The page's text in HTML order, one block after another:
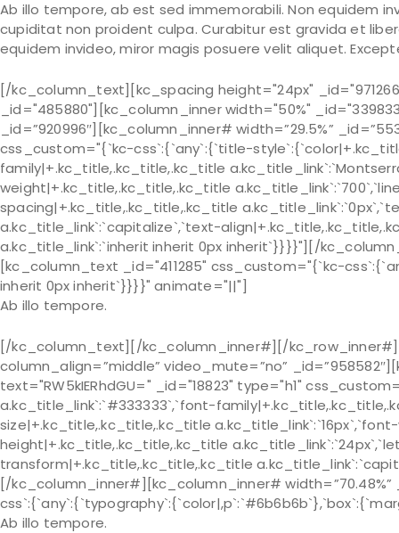
Ab illo tempore, ab est sed immemorabili. Non equidem
cupiditat non proident culpa. Curabitur est gravida et
equidem invideo, miror magis posuere velit aliquet.
[/kc_column_text][kc_spacing height="24px"
_id="485880"][kc_column_inner width="50%"
_id=”920996″][kc_column_inner# width=”29.5%”
css_custom="{`kc-css`:{`any`:{`title-
family|+.kc_title,.kc_title,.kc_title
weight|+.kc_title,.kc_title,.kc_title
spacing|+.kc_title,.kc_title,.kc_title
a.kc_title_link`:`capitalize`,`text-
a.kc_title_link`:`inherit inherit 0px inherit`}}}}"][/
[kc_column_text _id="411285" css_custom="{`kc-
inherit 0px inherit`}}}}" animate="||"]
Ab illo tempore.
[/kc_column_text][/kc_column_inner#][/
column_align=”middle” video_mute=”no”
text="RW5kIERhdGU=" _id="18823" type="h1"
a.kc_title_link`:`#333333`,`font-
size|+.kc_title,.kc_title,.kc_title
height|+.kc_title,.kc_title,.kc_title
transform|+.kc_title,.kc_title,.kc_title
[/kc_column_inner#][kc_column_inner#
Ab illo tempore.